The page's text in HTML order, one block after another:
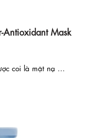
Antioxidant Mask
coi là mặt nạ ...